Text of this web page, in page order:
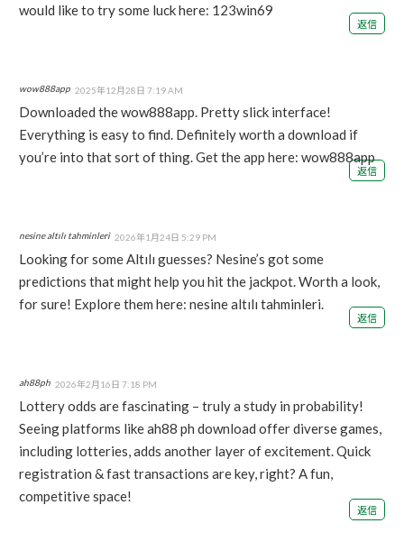
would like to try some luck here: 123win69
返信
wow888app 2025年12月28日 7:19 AM
Downloaded the wow888app. Pretty slick interface!
Everything is easy to find. Definitely worth a download if
you’re into that sort of thing. Get the app here: wow888app
返信
nesine altılı tahminleri 2026年1月24日 5:29 PM
Looking for some Altılı guesses? Nesine’s got some
predictions that might help you hit the jackpot. Worth a look,
for sure! Explore them here: nesine altılı tahminleri.
返信
ah88ph 2026年2月16日 7:18 PM
Lottery odds are fascinating – truly a study in probability!
Seeing platforms likeah88 ph download offer diverse games,
including lotteries, adds another layer of excitement. Quick
registration & fast transactions are key, right? A fun,
competitive space!
返信